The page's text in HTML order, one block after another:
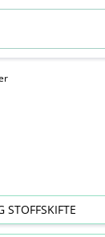
STOFFSKIFTE